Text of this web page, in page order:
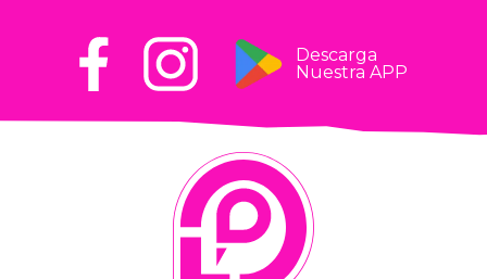
Descarga
Nuestra APP